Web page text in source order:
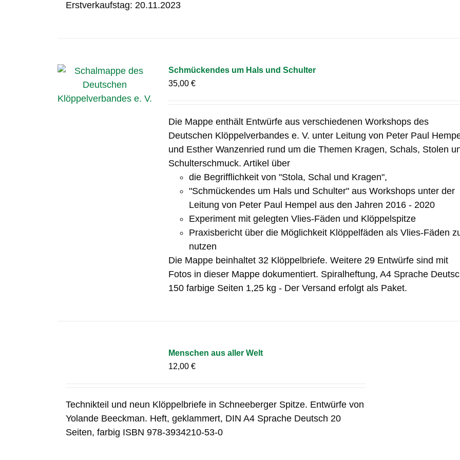
Erstverkaufstag: 20.11.2023
Schmückendes um Hals und Schulter
35,00€
Die Mappe enthält Entwürfe aus verschiedenen Workshops des
Deutschen Klöppelverbandes e. V. unter Leitung von Peter Paul
und Esther Wanzenried rund um die Themen Kragen, Schals, Stolen
Schulterschmuck. Artikel über
die Begrifflichkeit von "Stola, Schal und Kragen",
"Schmückendes um Hals und Schulter" aus Workshops unter der
Leitung von Peter Paul Hempel aus den Jahren 2016 - 2020
Experiment mit gelegten Vlies-Fäden und Klöppelspitze
Praxisbericht über die Möglichkeit Klöppelfäden als Vlies-Fäden
nutzen
Die Mappe beinhaltet 32 Klöppelbriefe. Weitere 29 Entwürfe sind mit
Fotos in dieser Mappe dokumentiert. Spiralheftung, A4 Sprache
150 farbige Seiten 1,25 kg - Der Versand erfolgt als Paket.
Menschen aus aller Welt
12,00€
Technikteil und neun Klöppelbriefe in Schneeberger Spitze. Entwürfe von
Yolande Beeckman. Heft, geklammert, DIN A4 Sprache Deutsch 20
Seiten, farbig ISBN 978-3934210-53-0